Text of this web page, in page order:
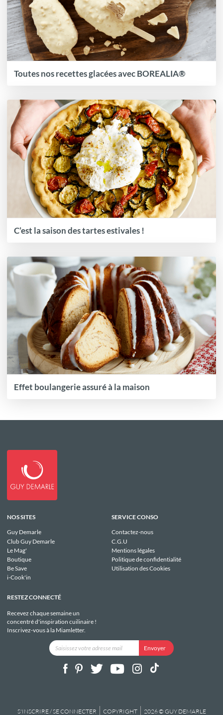
Toutes nos recettes glacées avec BOREALIA®
C’est la saison des tartes estivales !
Effet boulangerie assuré à la maison
NOS SITES
Guy Demarle
Club Guy Demarle
Le Mag'
Boutique
Be Save
i-Cook'in
SERVICE CONSO
Contactez-nous
C.G.U
Mentions légales
Politique de confidentialité
Utilisation des Cookies
RESTEZ CONNECTÉ
Recevez chaque semaine un
concentré d'inspiration cuilinaire !
Inscrivez-vous à la Miamletter.
S'INSCRIRE / SE CONNECTER COPYRIGHT 2026 © GUY DEMARLE